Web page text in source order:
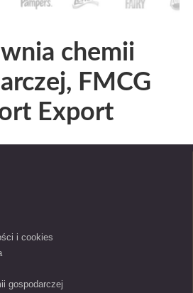
chemii
FMCG
Export
i cookies
gospodarczej